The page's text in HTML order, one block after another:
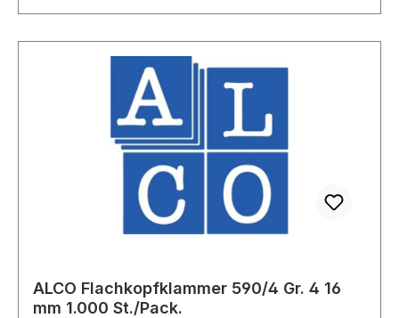
ALCO Flachkopfklammer 590/4 Gr. 4 16
mm 1.000 St./Pack.